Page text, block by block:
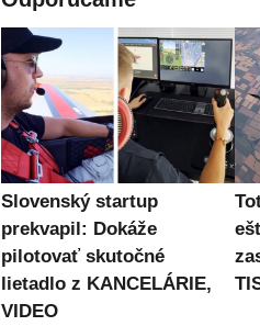
Slovenský startup
prekvapil: Dokáže
pilotovať skutočné
lietadlo z KANCELÁRIE,
VIDEO